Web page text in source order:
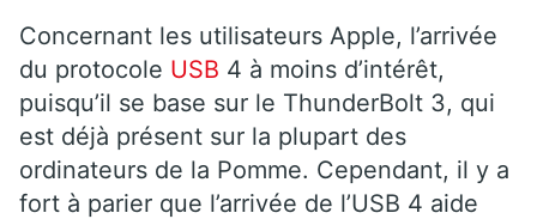
Concernant les utilisateurs Apple, l’arrivée
du protocole USB 4 à moins d’intérêt,
puisqu’il se base sur le ThunderBolt 3, qui
est déjà présent sur la plupart des
ordinateurs de la Pomme. Cependant, il y a
fort à parier que l’arrivée de l’USB 4 aide